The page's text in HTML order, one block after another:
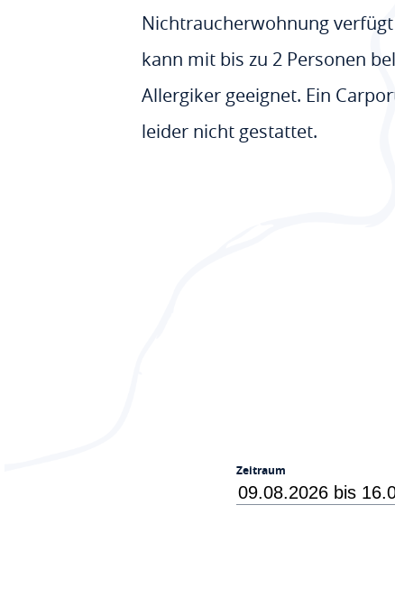
Nichtraucherwohnung
kann mit bis zu 2 Personen
Allergiker geeignet. Ein
leider nicht gestattet.
Zeitraum